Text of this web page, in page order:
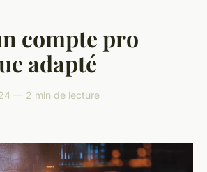
compte pro
adapté
— 2 min de lecture